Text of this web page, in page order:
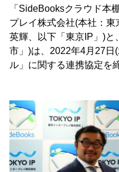
「SideBooksクラウド本
プレイ株式会社(本社：
英輝、以下「東京IP」)と
市」)は、2022年4月27日
ル」に関する連携協定を